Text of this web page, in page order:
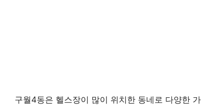
구월4동은 헬스장이 많이 위치한 동네로 다양한 가